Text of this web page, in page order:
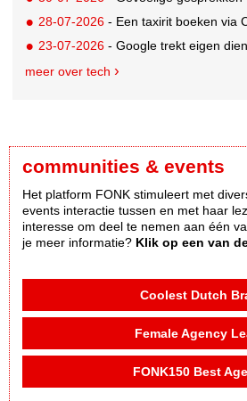
28-07-2026 - Een taxirit boeken via
23-07-2026 - Google trekt eigen diensten voor en
meer over tech
communities & events
Het platform FONK stimuleert met
events interactie tussen en met haar
interesse om deel te nemen aan één
je meer informatie? Klik op een van
Coolest Dutch
Female Agency
FONK150 Best